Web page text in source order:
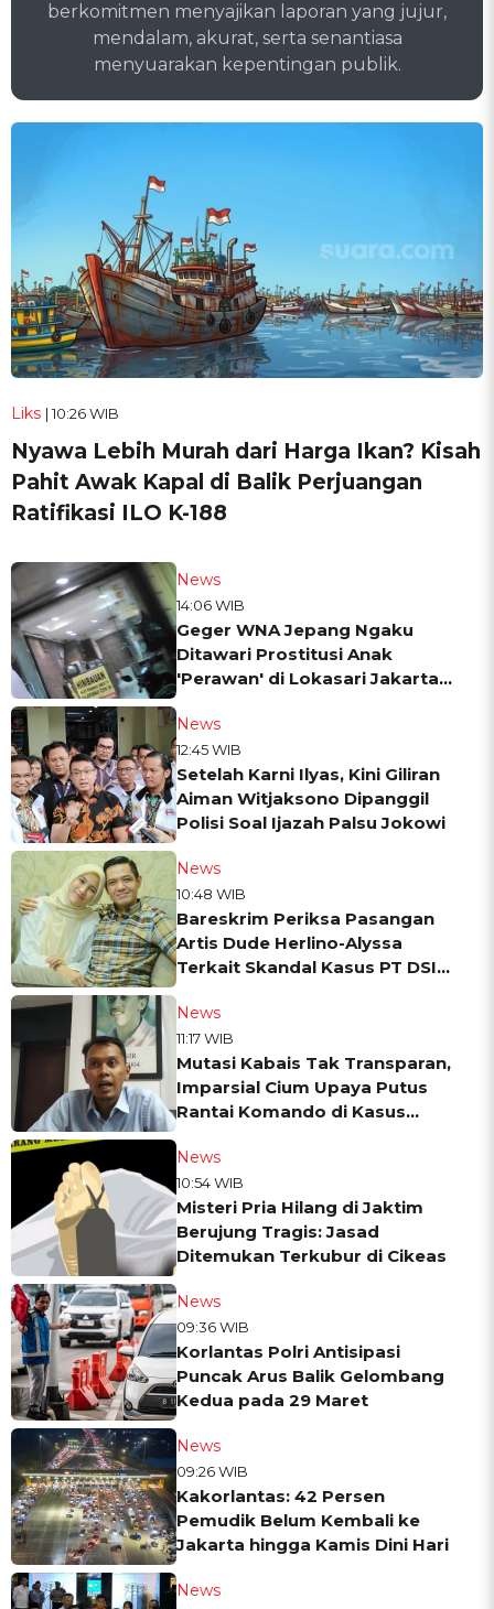
berkomitmen menyajikan laporan yang jujur,
mendalam, akurat, serta senantiasa
menyuarakan kepentingan publik.
Liks | 10:26 WIB
Nyawa Lebih Murah dari Harga Ikan? Kisah
Pahit Awak Kapal di Balik Perjuangan
Ratifikasi ILO K-188
News
14:06 WIB
Geger WNA Jepang Ngaku
Ditawari Prostitusi Anak
'Perawan' di Lokasari Jakarta
News
12:45 WIB
Setelah Karni Ilyas, Kini Giliran
Aiman Witjaksono Dipanggil
Polisi Soal Ijazah Palsu Jokowi
News
10:48 WIB
Bareskrim Periksa Pasangan
Artis Dude Herlino-Alyssa
Terkait Skandal Kasus PT DSI
News
11:17 WIB
Mutasi Kabais Tak Transparan,
Imparsial Cium Upaya Putus
Rantai Komando di Kasus
News
10:54 WIB
Misteri Pria Hilang di Jaktim
Berujung Tragis: Jasad
Ditemukan Terkubur di Cikeas
News
09:36 WIB
Korlantas Polri Antisipasi
Puncak Arus Balik Gelombang
Kedua pada 29 Maret
News
09:26 WIB
Kakorlantas: 42 Persen
Pemudik Belum Kembali ke
Jakarta hingga Kamis Dini Hari
News